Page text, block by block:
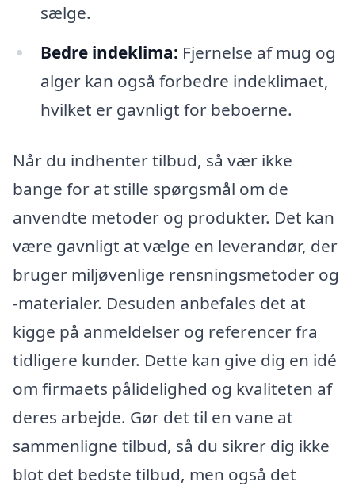
sælge.
Bedre indeklima: Fjernelse af mug og
alger kan også forbedre indeklimaet,
hvilket er gavnligt for beboerne.
Når du indhenter tilbud, så vær ikke
bange for at stille spørgsmål om de
anvendte metoder og produkter. Det kan
være gavnligt at vælge en leverandør, der
bruger miljøvenlige rensningsmetoder og
-materialer. Desuden anbefales det at
kigge på anmeldelser og referencer fra
tidligere kunder. Dette kan give dig en idé
om firmaets pålidelighed og kvaliteten af
deres arbejde. Gør det til en vane at
sammenligne tilbud, så du sikrer dig ikke
blot det bedste tilbud, men også det